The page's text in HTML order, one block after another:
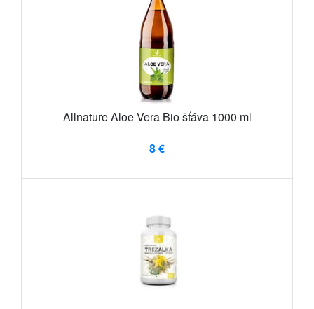
Allnature Aloe Vera Bio šťáva 1000 ml
8 €